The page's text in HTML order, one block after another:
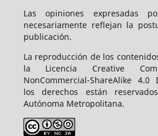
Las opiniones expresadas
necesariamente reflejan la
publicación.
La reproducción de los
la Licencia Creative
NonCommercial-ShareAlike
los derechos están
Autónoma Metropolitana.